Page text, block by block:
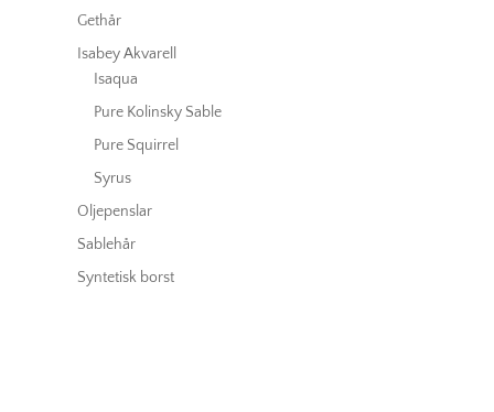
Gethår
Isabey Akvarell
Isaqua
Pure Kolinsky Sable
Pure Squirrel
Syrus
Oljepenslar
Sablehår
Syntetisk borst